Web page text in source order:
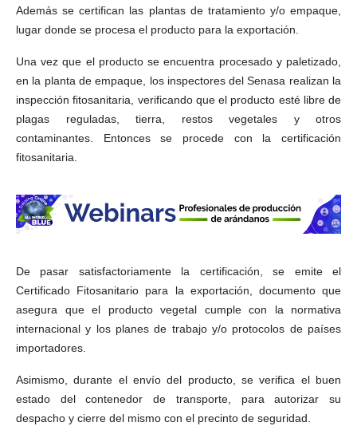
Además se certifican las plantas de tratamiento y/o empaque,
lugar donde se procesa el producto para la exportación.
Una vez que el producto se encuentra procesado y paletizado,
en la planta de empaque, los inspectores del Senasa realizan la
inspección fitosanitaria, verificando que el producto esté libre de
plagas reguladas, tierra, restos vegetales y otros
contaminantes. Entonces se procede con la certificación
fitosanitaria.
De pasar satisfactoriamente la certificación, se emite el
Certificado Fitosanitario para la exportación, documento que
asegura que el producto vegetal cumple con la normativa
internacional y los planes de trabajo y/o protocolos de países
importadores.
Asimismo, durante el envío del producto, se verifica el buen
estado del contenedor de transporte, para autorizar su
despacho y cierre del mismo con el precinto de seguridad.